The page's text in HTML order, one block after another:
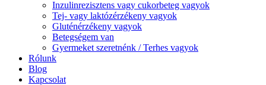
Inzulinrezisztens vagy cukorbeteg vagyok
Tej- vagy laktózérzékeny vagyok
Gluténérzékeny vagyok
Betegségem van
Gyermeket szeretnénk / Terhes vagyok
Rólunk
Blog
Kapcsolat